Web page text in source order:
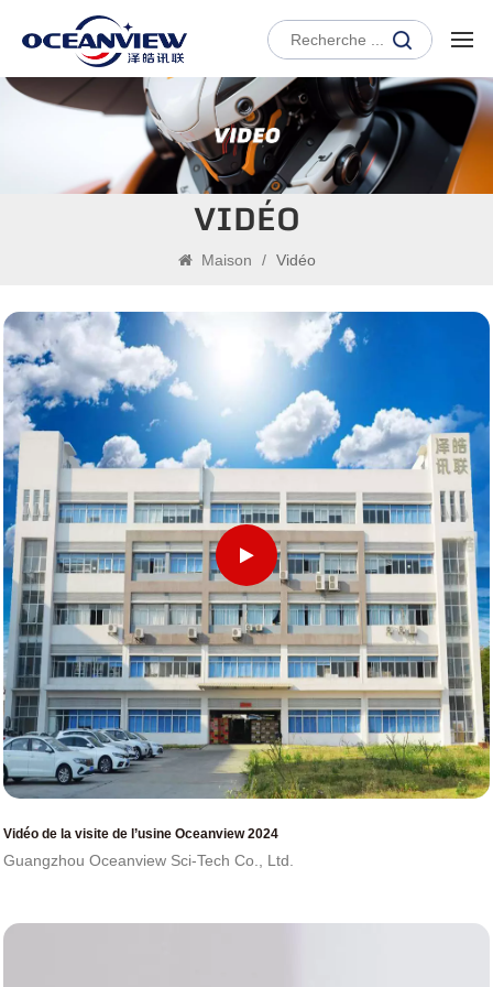
VIDÉO
Maison / Vidéo
Vidéo de la visite de l’usine Oceanview 2024
Guangzhou Oceanview Sci-Tech Co., Ltd.